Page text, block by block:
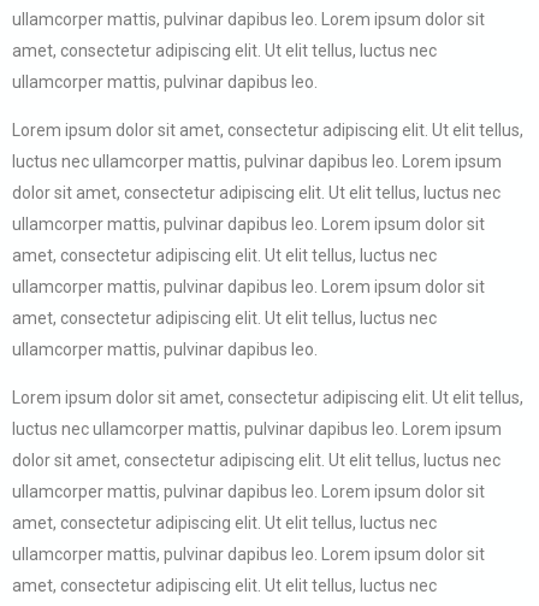
ullamcorper mattis, pulvinar dapibus leo. Lorem ipsum dolor sit
amet, consectetur adipiscing elit. Ut elit tellus, luctus nec
ullamcorper mattis, pulvinar dapibus leo.
Lorem ipsum dolor sit amet, consectetur adipiscing elit. Ut elit tellus,
luctus nec ullamcorper mattis, pulvinar dapibus leo. Lorem ipsum
dolor sit amet, consectetur adipiscing elit. Ut elit tellus, luctus nec
ullamcorper mattis, pulvinar dapibus leo. Lorem ipsum dolor sit
amet, consectetur adipiscing elit. Ut elit tellus, luctus nec
ullamcorper mattis, pulvinar dapibus leo. Lorem ipsum dolor sit
amet, consectetur adipiscing elit. Ut elit tellus, luctus nec
ullamcorper mattis, pulvinar dapibus leo.
Lorem ipsum dolor sit amet, consectetur adipiscing elit. Ut elit tellus,
luctus nec ullamcorper mattis, pulvinar dapibus leo. Lorem ipsum
dolor sit amet, consectetur adipiscing elit. Ut elit tellus, luctus nec
ullamcorper mattis, pulvinar dapibus leo. Lorem ipsum dolor sit
amet, consectetur adipiscing elit. Ut elit tellus, luctus nec
ullamcorper mattis, pulvinar dapibus leo. Lorem ipsum dolor sit
amet, consectetur adipiscing elit. Ut elit tellus, luctus nec